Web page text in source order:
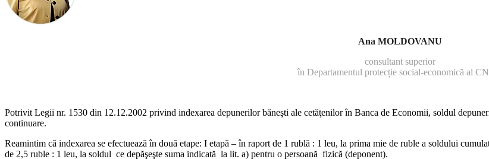
Ana MOLDOVANU
consultant superior
în Departamentul protecție social-economică al
Potrivit Legii nr. 1530 din 12.12.2002 privind indexarea de­punerilor băneşti ale cetăţenilor în Banca de Economii, soldul
continuare.
Reamintim că indexarea se efec­tuează în două etape: I etapă – în raport de 1 rublă : 1 leu, la prima mie de ruble a soldului
de 2,5 ruble : 1 leu, la soldul ce depăşeşte suma indica­tă la lit. a) pentru o persoană fizică (deponent).